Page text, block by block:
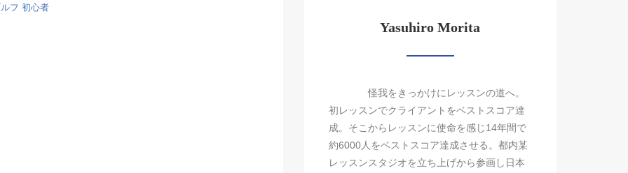
フ 初心者
Yasuhiro Morita
怪我をきっかけにレッスンの道へ。
初レッスンでクライアントをベストスコア達
成。そこからレッスンに使命を感じ14年間で
約6000人をベストスコア達成させる。都内某
レッスンスタジオを立ち上げから参画し日本